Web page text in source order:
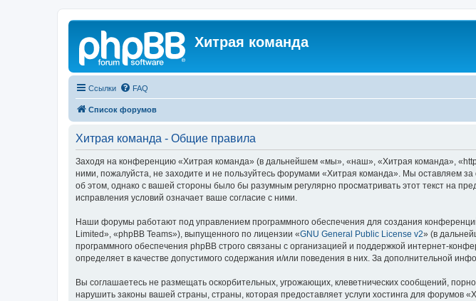
Хитрая команда
Ссылки FAQ
Список форумов
Хитрая команда - Общие правила
Заходя на конференцию «Хитрая команда» (в дальнейшем «мы», «наш», «Хитрая команда»,
ними, пожалуйста, не заходите и не пользуйтесь форумами «Хитрая команда». Мы оставляем
об этом, однако с вашей стороны было бы разумным регулярно просматривать этот текст на
исправления условий означает ваше согласие с ними.
Наши форумы работают под управлением программного обеспечения для создания
Limited», «phpBB Teams»), выпущенного по лицензии «GNU General Public License v2» (в
программного обеспечения phpBB строго связаны с организацией и поддержкой интернет-
определяет в качестве допустимого содержания и/или поведения в них. За дополнительной
Вы соглашаетесь не размещать оскорбительных, угрожающих, клеветнических сообщений,
нарушить законы вашей страны, страны, которая предоставляет услуги хостинга для